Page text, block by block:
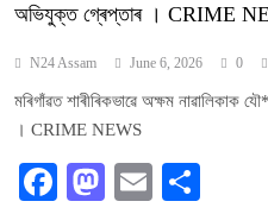
অভিযুক্ত গ্ৰেপ্তাৰ । CRIME
N24 Assam June 6, 2026 0
মৰিগাঁৱত শাৰীৰিকভাৱে অক্ষম নাৱালিকাক
। CRIME NEWS
Facebook
Mastodon
Email